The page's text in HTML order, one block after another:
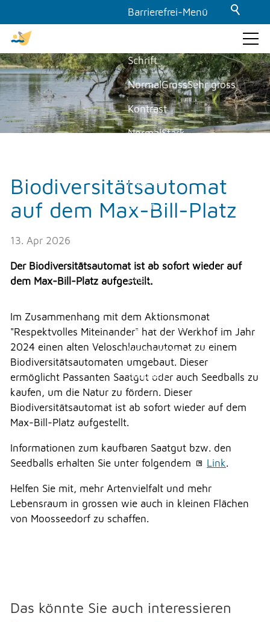
Barrierefrei-Menü
Powered by Weblication® CMS
Schrift
NormalGrossSehr gross
Kontrast
NormalStark
Aus Ein
Bilder
Erlauben
Vorlesen starten
Vorlesen pausieren
Stoppen
GEMEINDE & POLITIK
Gemeinde
Politik
Baustellenwebcam Staffel 4
Lehrstellen / Schnupperlehren
Offene Stellen
Veranstaltungen
Überbauung Moosbühl
Soziales
Soziales
THEMEN & VERWALTUNG
UMWELT
GEWERBE
TELEFON
Biodiversitätsautomat
auf dem Max-Bill-Platz
13. Apr 2026
Der Biodiversitätsautomat ist ab sofort wieder auf
dem Max-Bill-Platz aufgestellt.
Im Zusammenhang mit dem Aktionsmonat
"Respektvolles Miteinander" hat der Werkhof im Jahr
2024 einen alten Veloschlauchautomat zu einem
Biodiversitätsautomaten umgebaut. Dieser
ermöglicht Passanten Saatgut oder auch Seedballs zu
kaufen, um die Natur zu fördern. Dieser
Biodiversitätsautomat ist ab sofort wieder auf dem
Max-Bill-Platz aufgestellt.
Informationen zum kaufbaren Saatgut bzw. den
Seedballs erhalten Sie unter folgendem
Link.
Helfen Sie mit, mehr Artenvielfalt und mehr
Lebensraum in grossen wie auch in kleinen Flächen
von Moosseedorf zu schaffen.
Das könnte Sie auch interessieren